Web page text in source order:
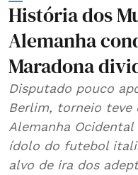
História dos
Alemanha
Maradona
Disputado pouco
Berlim, torneio
Alemanha
ídolo do futebol
alvo de ira dos